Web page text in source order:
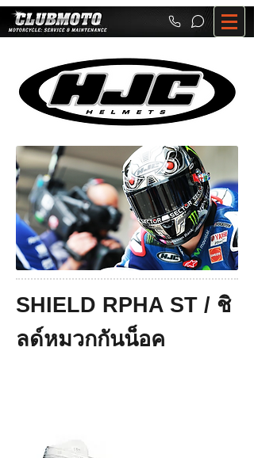
SHIELD RPHA ST / ชิ
ลด์หมวกกันน็อค